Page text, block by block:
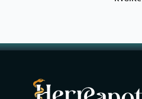
Beroliger irritasjon
Reise og pendling